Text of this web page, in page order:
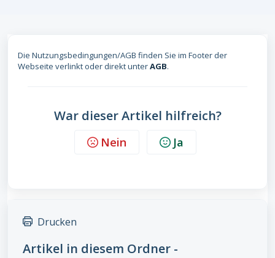
Die Nutzungsbedingungen/AGB finden Sie im Footer der
Webseite verlinkt oder direkt unterAGB.
War dieser Artikel hilfreich?
Nein Ja
Drucken
Artikel in diesem Ordner -